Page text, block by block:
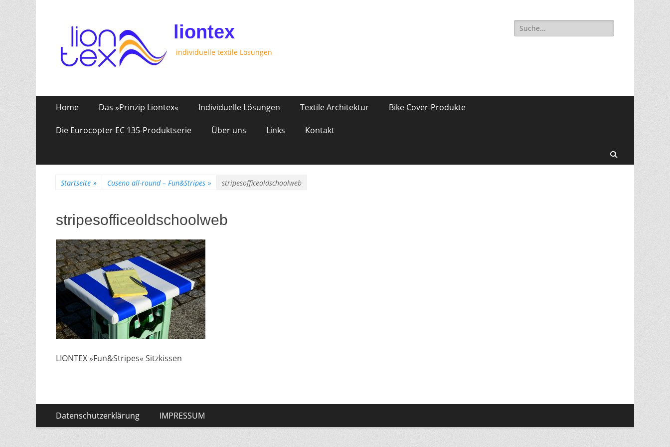
liontex
individuelle textile Lösungen
Suche
für:
Erstes
Inhalt:
Home Das »Prinzip Liontex« Individuelle Lösungen Textile Architektur Bike Cover-Produkte
Die Eurocopter EC 135-Produktserie Über uns Links Kontakt
Startseite » Cuseno all-round – Fun&Stripes » stripesofficeoldschoolweb
stripesofficeoldschoolweb
LIONTEX »Fun&Stripes« Sitzkissen
Menü
Fußzeile
Inhalt:
Datenschutzerklärung IMPRESSUM